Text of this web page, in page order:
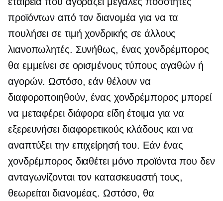
προϊόντων από τον διανομέα για να τα
πουλήσει σε τιμή χονδρικής σε άλλους
λιανοπωλητές. Συνήθως, ένας χονδρέμπορος
θα εμμείνει σε ορισμένους τύπους αγαθών ή
αγορών. Ωστόσο, εάν θέλουν να
διαφοροποιηθούν, ένας χονδρέμπορος μπορεί
να μεταφέρει διάφορα είδη έτοιμα για να
εξερευνήσει διαφορετικούς κλάδους και να
αναπτύξει την επιχείρησή του. Εάν ένας
χονδρέμπορος διαθέτει μόνο προϊόντα που δεν
ανταγωνίζονται τον κατασκευαστή τους,
θεωρείται διανομέας. Ωστόσο, θα